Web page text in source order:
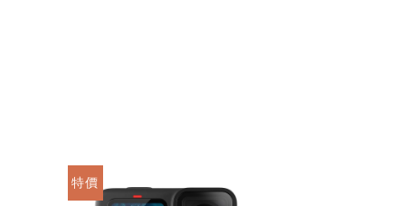
特價